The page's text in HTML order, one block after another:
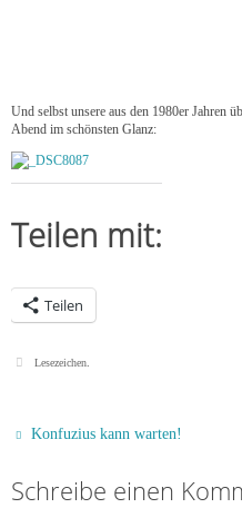
Und selbst unsere aus den 1980er Jahren
Abend im schönsten Glanz:
Teilen mit:
Teilen
Lesezeichen
Konfuzius kann warten!
Schreibe einen